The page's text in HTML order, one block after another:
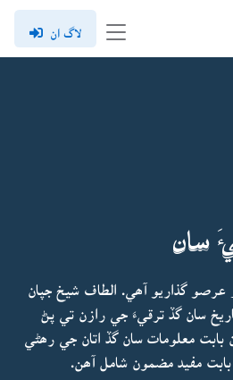
لاگ ان
سان
گذاريو آھي. الطاف شيخ جپان
سان گڏ ترقيءَ جي رازن تي پڻ
معلومات سان گڏ اتان جي رھڻي
مفيد مضمون شامل آھن.